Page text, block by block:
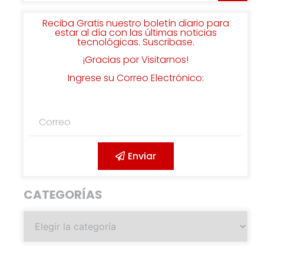
Reciba Gratis nuestro boletín diario para
estar al día con las últimas noticias
tecnológicas. Suscribase.
¡Gracias por Visitarnos!
Ingrese su Correo Electrónico:
Enviar
CATEGORÍAS